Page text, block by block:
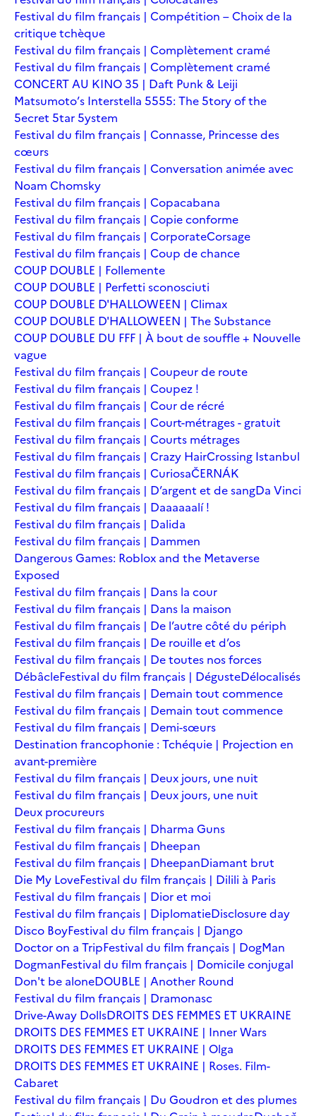
Festival du film français | Compétition – Choix de la
critique tchèque
Festival du film français | Complètement cramé
Festival du film français | Complètement cramé
CONCERT AU KINO 35 | Daft Punk & Leiji
Matsumoto’s Interstella 5555: The 5tory of the
5ecret 5tar 5ystem
Festival du film français | Connasse, Princesse des
cœurs
Festival du film français | Conversation animée avec
Noam Chomsky
Festival du film français | Copacabana
Festival du film français | Copie conforme
Festival du film français | CorporateCorsage
Festival du film français | Coup de chance
COUP DOUBLE | Follemente
COUP DOUBLE | Perfetti sconosciuti
COUP DOUBLE D'HALLOWEEN | Climax
COUP DOUBLE D'HALLOWEEN | The Substance
COUP DOUBLE DU FFF | À bout de souffle + Nouvelle
vague
Festival du film français | Coupeur de route
Festival du film français | Coupez !
Festival du film français | Cour de récré
Festival du film français | Court-métrages - gratuit
Festival du film français | Courts métrages
Festival du film français | Crazy HairCrossing Istanbul
Festival du film français | CuriosaČERNÁK
Festival du film français | D’argent et de sangDa Vinci
Festival du film français | Daaaaaalí !
Festival du film français | Dalida
Festival du film français | Dammen
Dangerous Games: Roblox and the Metaverse
Exposed
Festival du film français | Dans la cour
Festival du film français | Dans la maison
Festival du film français | De l’autre côté du périph
Festival du film français | De rouille et d’os
Festival du film français | De toutes nos forces
DébâcleFestival du film français | DégusteDélocalisés
Festival du film français | Demain tout commence
Festival du film français | Demain tout commence
Festival du film français | Demi-sœurs
Destination francophonie : Tchéquie | Projection en
avant-première
Festival du film français | Deux jours, une nuit
Festival du film français | Deux jours, une nuit
Deux procureurs
Festival du film français | Dharma Guns
Festival du film français | Dheepan
Festival du film français | DheepanDiamant brut
Die My LoveFestival du film français | Dilili à Paris
Festival du film français | Dior et moi
Festival du film français | DiplomatieDisclosure day
Disco BoyFestival du film français | Django
Doctor on a TripFestival du film français | DogMan
DogmanFestival du film français | Domicile conjugal
Don't be aloneDOUBLE | Another Round
Festival du film français | Dramonasc
Drive-Away DollsDROITS DES FEMMES ET UKRAINE
DROITS DES FEMMES ET UKRAINE | Inner Wars
DROITS DES FEMMES ET UKRAINE | Olga
DROITS DES FEMMES ET UKRAINE | Roses. Film-
Cabaret
Festival du film français | Du Goudron et des plumes